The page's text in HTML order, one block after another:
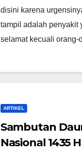
disini karena
tampil adalah penyakit
selamat kecuali
ARTIKEL
Sambutan
Nasional 1435 H